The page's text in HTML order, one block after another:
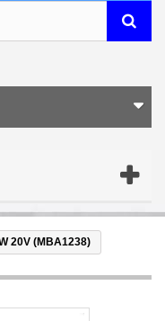
20V (MBA1238)